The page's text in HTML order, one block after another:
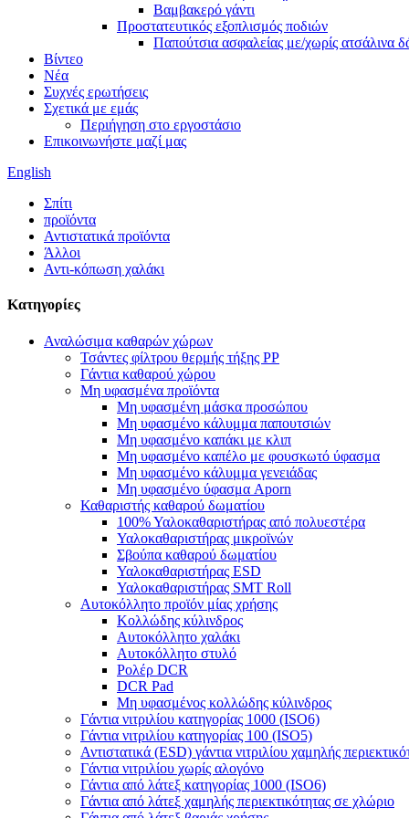
Βαμβακερό γάντι
Προστατευτικός εξοπλισμός ποδιών
Παπούτσια ασφαλείας με/χωρίς ατσάλινα
Βίντεο
Νέα
Συχνές ερωτήσεις
Σχετικά με εμάς
Περιήγηση στο εργοστάσιο
Επικοινωνήστε μαζί μας
English
Σπίτι
προϊόντα
Αντιστατικά προϊόντα
Άλλοι
Αντι-κόπωση χαλάκι
Κατηγορίες
Αναλώσιμα καθαρών χώρων
Τσάντες φίλτρου θερμής τήξης PP
Γάντια καθαρού χώρου
Μη υφασμένα προϊόντα
Μη υφασμένη μάσκα προσώπου
Μη υφασμένο κάλυμμα παπουτσιών
Μη υφασμένο καπάκι με κλιπ
Μη υφασμένο καπέλο με φουσκωτό ύφασμα
Μη υφασμένο κάλυμμα γενειάδας
Μη υφασμένο ύφασμα Aporn
Καθαριστής καθαρού δωματίου
100% Υαλοκαθαριστήρας από πολυεστέρα
Υαλοκαθαριστήρας μικροϊνών
Σβούπα καθαρού δωματίου
Υαλοκαθαριστήρας ESD
Υαλοκαθαριστήρας SMT Roll
Αυτοκόλλητο προϊόν μίας χρήσης
Κολλώδης κύλινδρος
Αυτοκόλλητο χαλάκι
Αυτοκόλλητο στυλό
Ρολέρ DCR
DCR Pad
Μη υφασμένος κολλώδης κύλινδρος
Γάντια νιτριλίου κατηγορίας 1000 (ISO6)
Γάντια νιτριλίου κατηγορίας 100 (ISO5)
Αντιστατικά (ESD) γάντια νιτριλίου χαμηλής
Γάντια νιτριλίου χωρίς αλογόνο
Γάντια από λάτεξ κατηγορίας 1000 (ISO6)
Γάντια από λάτεξ χαμηλής περιεκτικότητας σε χλώριο